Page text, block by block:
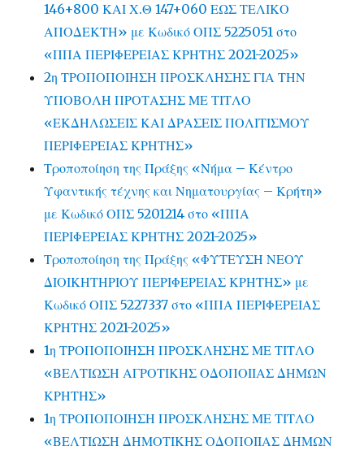
146+800 ΚΑΙ Χ.Θ 147+060 ΕΩΣ ΤΕΛΙΚΟ
ΑΠΟΔΕΚΤΗ» με Κωδικό ΟΠΣ 5225051 στο
«ΠΠΑ ΠΕΡΙΦΕΡΕΙΑΣ ΚΡΗΤΗΣ 2021-2025»
2η ΤΡΟΠΟΠΟΙΗΣΗ ΠΡΟΣΚΛΗΣΗΣ ΓΙΑ ΤΗΝ
ΥΠΟΒΟΛΗ ΠΡΟΤΑΣΗΣ ΜΕ ΤΙΤΛΟ
«ΕΚΔΗΛΩΣΕΙΣ ΚΑΙ ΔΡΑΣΕΙΣ ΠΟΛΙΤΙΣΜΟΥ
ΠΕΡΙΦΕΡΕΙΑΣ ΚΡΗΤΗΣ»
Τροποποίηση της Πράξης «Νήμα – Κέντρο
Υφαντικής τέχνης και Νηματουργίας – Κρήτη»
με Κωδικό ΟΠΣ 5201214 στο «ΠΠΑ
ΠΕΡΙΦΕΡΕΙΑΣ ΚΡΗΤΗΣ 2021-2025»
Τροποποίηση της Πράξης «ΦΥΤΕΥΣΗ ΝΕΟΥ
ΔΙΟΙΚΗΤΗΡΙΟΥ ΠΕΡΙΦΕΡΕΙΑΣ ΚΡΗΤΗΣ» με
Κωδικό ΟΠΣ 5227337 στο «ΠΠΑ ΠΕΡΙΦΕΡΕΙΑΣ
ΚΡΗΤΗΣ 2021-2025»
1η ΤΡΟΠΟΠΟΙΗΣΗ ΠΡΟΣΚΛΗΣΗΣ ΜΕ ΤΙΤΛΟ
«ΒΕΛΤΙΩΣΗ ΑΓΡΟΤΙΚΗΣ ΟΔΟΠΟΙΙΑΣ ΔΗΜΩΝ
ΚΡΗΤΗΣ»
1η ΤΡΟΠΟΠΟΙΗΣΗ ΠΡΟΣΚΛΗΣΗΣ ΜΕ ΤΙΤΛΟ
«ΒΕΛΤΙΩΣΗ ΔΗΜΟΤΙΚΗΣ ΟΔΟΠΟΙΙΑΣ ΔΗΜΩΝ